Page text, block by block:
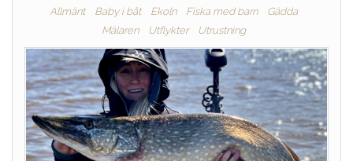
Allmänt Baby i båt Ekoln Fiska med barn
Gädda
Mälaren
Utflykter Utrustning